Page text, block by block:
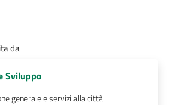
da
Sviluppo
generale e servizi alla città